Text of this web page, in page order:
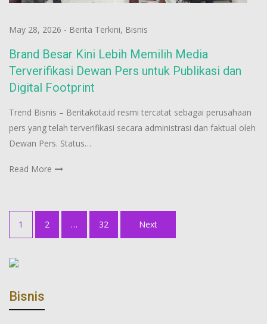
May 28, 2026 - Berita Terkini, Bisnis
Brand Besar Kini Lebih Memilih Media
Terverifikasi Dewan Pers untuk Publikasi dan
Digital Footprint
Trend Bisnis – Beritakota.id resmi tercatat sebagai perusahaan
pers yang telah terverifikasi secara administrasi dan faktual oleh
Dewan Pers. Status…
Read More
Posts
pagination
1 2 … 32 Next
Bisnis